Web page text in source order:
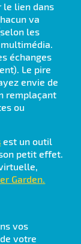
le lien dans
va
les
échanges
Le pire
envie de
remplaçant
ou
est un outil
petit effet.
Garden.
vos
votre